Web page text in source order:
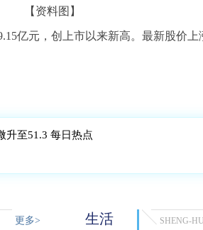
【资料图】
亿元，创上市以来新高。最新股价上
升至51.3 每日热点
更多> 生活 SHENG-